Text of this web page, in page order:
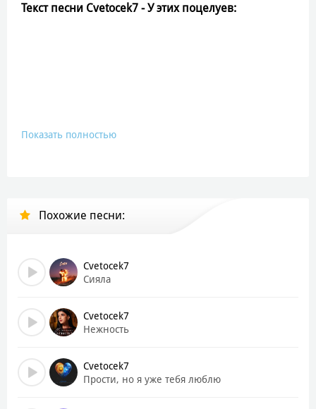
Текст песни Cvetocek7 - У этих поцелуев:
Показать полностью
Похожие песни:
Cvetocek7
Сияла
Cvetocek7
Нежность
Cvetocek7
Прости, но я уже тебя люблю